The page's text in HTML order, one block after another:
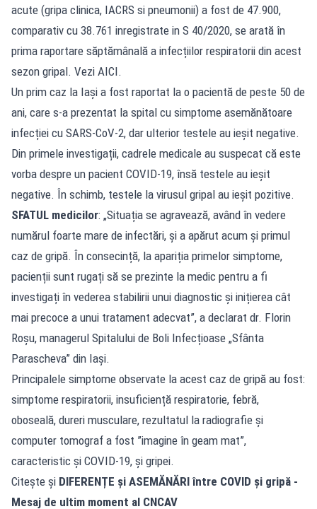
acute (gripa clinica, IACRS si pneumonii) a fost de 47.900,
comparativ cu 38.761 inregistrate in S 40/2020, se arată în
prima raportare săptămânală a infecțiilor respiratorii din acest
sezon gripal. Vezi AICI.
Un prim caz la Iași a fost raportat la o pacientă de peste 50 de
ani, care s-a prezentat la spital cu simptome asemănătoare
infecției cu SARS-CoV-2, dar ulterior testele au ieșit negative.
Din primele investigații, cadrele medicale au suspecat că este
vorba despre un pacient COVID-19, însă testele au ieșit
negative. În schimb, testele la virusul gripal au ieșit pozitive.
SFATUL medicilor: „Situația se agravează, având în vedere
numărul foarte mare de infectări, și a apărut acum și primul
caz de gripă. În consecință, la apariția primelor simptome,
pacienții sunt rugați să se prezinte la medic pentru a fi
investigați în vederea stabilirii unui diagnostic și inițierea cât
mai precoce a unui tratament adecvat”, a declarat dr. Florin
Roșu, managerul Spitalului de Boli Infecțioase „Sfânta
Parascheva” din Iași.
Principalele simptome observate la acest caz de gripă au fost:
simptome respiratorii, insuficiență respiratorie, febră,
oboseală, dureri musculare, rezultatul la radiografie și
computer tomograf a fost ”imagine în geam mat”,
caracteristic și COVID-19, și gripei.
Citește și DIFERENȚE și ASEMĂNĂRI între COVID și gripă -
Mesaj de ultim moment al CNCAV